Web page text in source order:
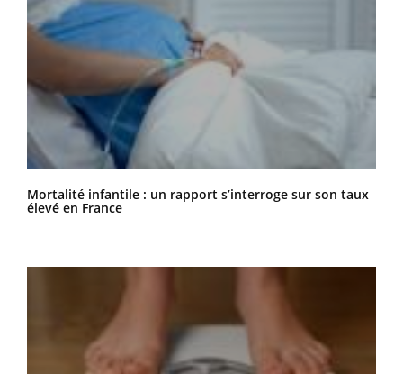
Mortalité infantile : un rapport s’interroge sur son taux
élevé en France